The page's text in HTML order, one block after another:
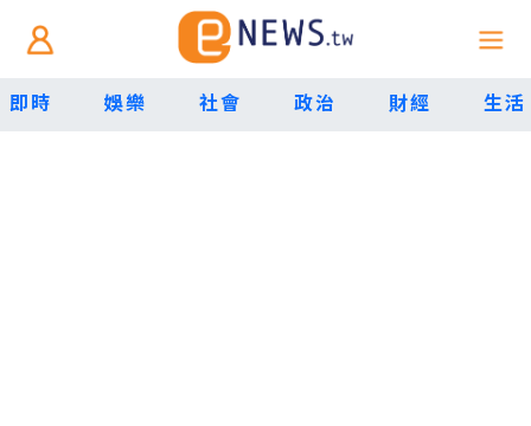
即時 娛樂 社會 政治 財經 生活